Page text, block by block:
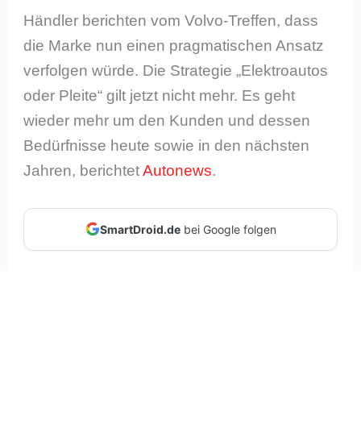
Händler berichten vom Volvo-Treffen, dass
die Marke nun einen pragmatischen Ansatz
verfolgen würde. Die Strategie „Elektroautos
oder Pleite“ gilt jetzt nicht mehr. Es geht
wieder mehr um den Kunden und dessen
Bedürfnisse heute sowie in den nächsten
Jahren, berichtetAutonews.
SmartDroid.debei Google folgen